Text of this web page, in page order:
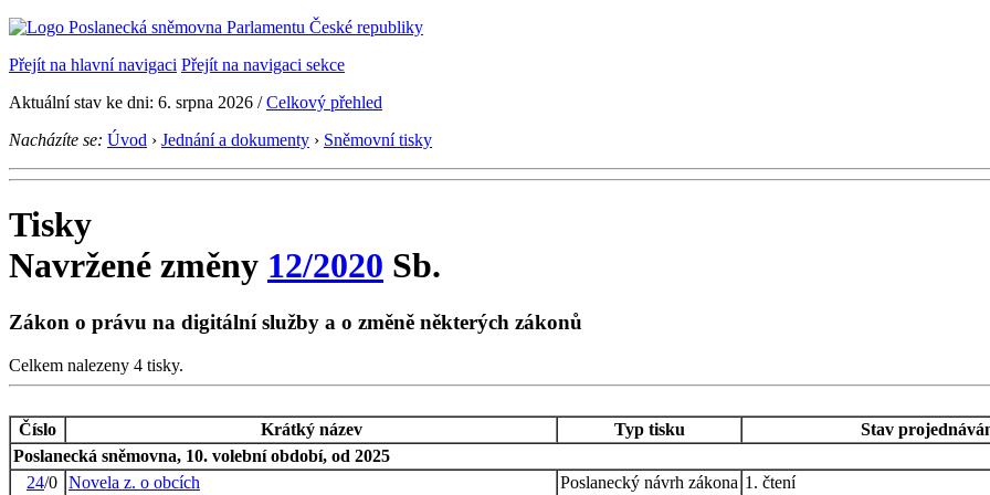
Přejít na hlavní navigaci Přejít na navigaci sekce
Aktuální stav ke dni: 6. srpna 2026 /Celkový přehled
Nacházíte se: Úvod › Jednání a dokumenty › Sněmovní tisky
Tisky
Navržené změny 12/2020 Sb.
Zákon o právu na digitální služby a o změně některých zákonů
Celkem nalezeny 4 tisky.
Číslo Krátký název Typ tisku
Stav
Poslanecká sněmovna, 10. volební období, od 2025
24/0 Novela z. o obcích Poslanecký návrh zákona 1. čtení